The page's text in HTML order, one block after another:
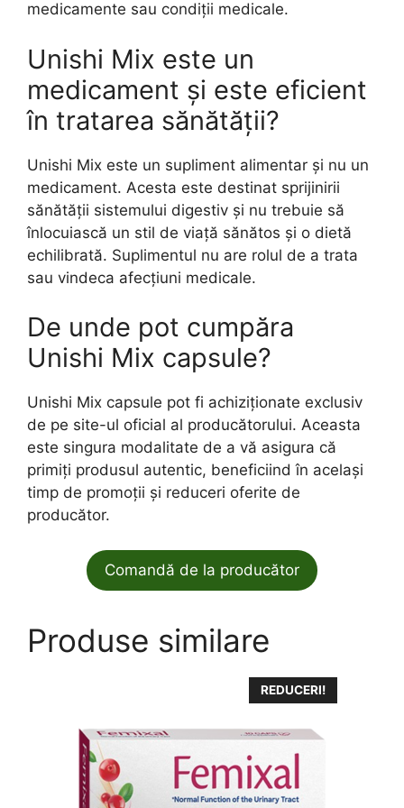
medicamente sau condiții medicale.
Unishi Mix este un
medicament și este eficient
în tratarea sănătății?
Unishi Mix este un supliment alimentar și nu un
medicament. Acesta este destinat sprijinirii
sănătății sistemului digestiv și nu trebuie să
înlocuiască un stil de viață sănătos și o dietă
echilibrată. Suplimentul nu are rolul de a trata
sau vindeca afecțiuni medicale.
De unde pot cumpăra
Unishi Mix capsule?
Unishi Mix capsule pot fi achiziționate exclusiv
de pe site-ul oficial al producătorului. Aceasta
este singura modalitate de a vă asigura că
primiți produsul autentic, beneficiind în același
timp de promoții și reduceri oferite de
producător.
Comandă de la producător
Produse similare
REDUCERI!